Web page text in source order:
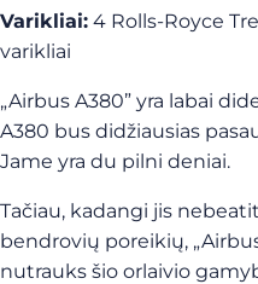
Varikliai: 4 Rolls-Royce
varikliai
„Airbus A380” yra labai
A380 bus didžiausias
Jame yra du pilni deniai.
Tačiau, kadangi jis
bendrovių poreikių,
nutrauks šio orlaivio